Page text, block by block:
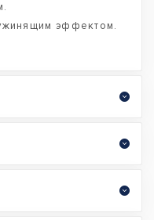
эффектом.